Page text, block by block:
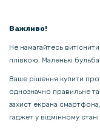
Важливо!
Не намагайтесь
плівкою. Маленькі
Ваше рішення купити
однозначно правильне
захист екрана
гаджет у відмінному